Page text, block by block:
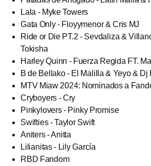
Lala - Myke Towers
Gata Only - Floyymenor & Cris MJ
Ride or Die PT.2 - Sevdaliza &
Tokisha
Harley Quinn - Fuerza Regida FT.
B de Bellako - El Malilla & Yeyo & Dj
MTV Miaw 2024: Nominados a
Cryboyers - Cry
Pinkylovers - Pinky Promise
Swifties - Taylor Swift
Aniters - Anitta
Lilianitas - Lily García
RBD Fandom